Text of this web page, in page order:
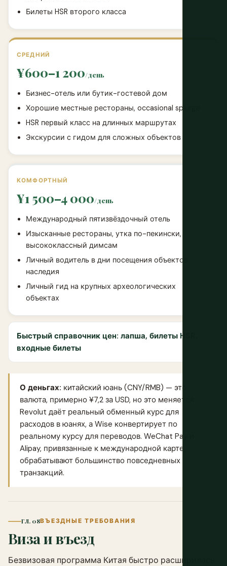
Билеты HSR второго класса
СРЕДНИЙ
¥600–1 200/день
Бизнес-отель или бутик-гостевой дом
Хорошие местные рестораны, occasional splurge
HSR первый класс на длинных маршрутах
Экскурсии с гидом для сложных объектов
КОМФОРТНЫЙ
¥1 500–4 000/день
Международный пятизвёздочный отель
Изысканные рестораны, утка по-пекински,
высококлассный димсам
Личный водитель в дни посещения объектов
наследия
Личный гид на крупных археологических
объектах
Быстрый справочник цен: лапша, билеты HSR,
входные билеты
О деньгах: китайский юань (CNY/RMB) — это
валюта, примерно ¥7,2 за USD, но это меняется.
Revolut даёт реальный обменный курс для
расходов в юанях, а Wise конвертирует по
реальному курсу для переводов. WeChat Pay и
Alipay, привязанные к международной карте,
обрабатывают большинство повседневных
транзакций.
ГЛ. 08ВЪЕЗДНЫЕ ТРЕБОВАНИЯ
Виза и въезд
Безвизовая программа Китая быстро расширилась